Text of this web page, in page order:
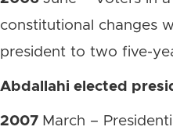
constitutional changes
president to two five-
Abdallahi elected
2007 March –